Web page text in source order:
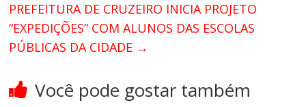
PREFEITURA DE CRUZEIRO INICIA PROJETO
“EXPEDIÇÕES” COM ALUNOS DAS ESCOLAS
PÚBLICAS DA CIDADE →
Você pode gostar também